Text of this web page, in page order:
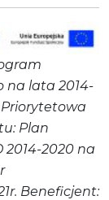
na lata 2014-
Priorytetowa
Plan
2014-2020 na
Beneficjent: